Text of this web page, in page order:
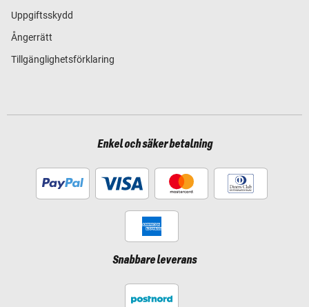
Uppgiftsskydd
Ångerrätt
Tillgänglighetsförklaring
Enkel och säker betalning
Snabbare leverans